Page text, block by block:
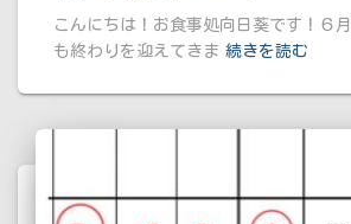
こんにちは！お食事処向日葵です！６
も終わりを迎えてきま 続きを読む